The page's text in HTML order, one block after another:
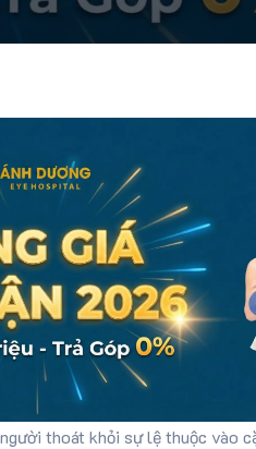
thoát khỏi sự lệ thuộc vào